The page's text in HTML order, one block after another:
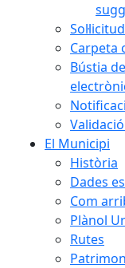
Carpeta
Bústia
El Municipi
Història
Dades
Com
Plànol
Rutes